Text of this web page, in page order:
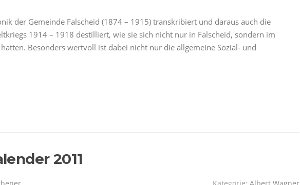
der Gemeinde Falscheid (1874 – 1915) transkribiert und daraus auch die
1914 – 1918 destilliert, wie sie sich nicht nur in Falscheid, sondern im
Besonders wertvoll ist dabei nicht nur die allgemeine Sozial- und
2011
Kategorie: Albert Wagner